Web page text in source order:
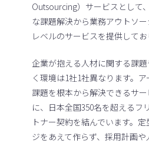
Outsourcing）サービスとして
な課題解決から業務アウトソ
レベルのサービスを提供してお
企業が抱える人材に関する課
く環境は1社1社異なります。
課題を根本から解決できるサ
に、日本全国350名を超えるフ
トナー契約を結んでいます。
ジをあえて作らず、採用計画